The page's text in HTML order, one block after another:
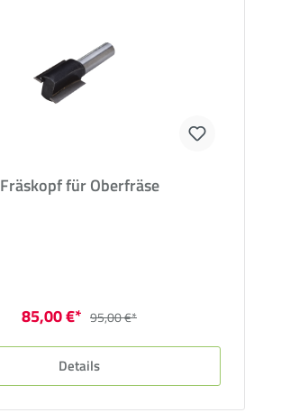
Fräskopf für Oberfräse
85,00 €* 95,00 €*
Details